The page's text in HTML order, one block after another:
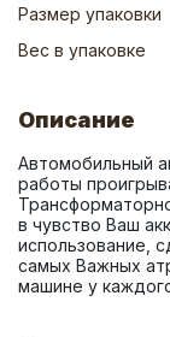
Размер упаковки
Вес в упаковке
Описание
Автомобильный
работы
в чувство Ваш
использование,
самых Важных
машине у